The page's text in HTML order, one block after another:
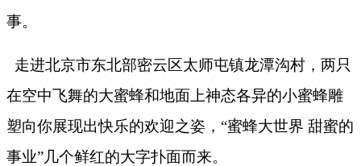
事。
走进北京市东北部密云区太师屯镇龙潭沟村，两只
在空中飞舞的大蜜蜂和地面上神态各异的小蜜蜂雕
塑向你展现出快乐的欢迎之姿，“蜜蜂大世界 甜蜜的
事业”几个鲜红的大字扑面而来。